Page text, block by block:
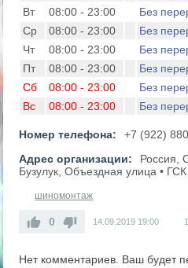
Вт
08:00 - 23:00
Без
Ср
08:00 - 23:00
Без
Чт
08:00 - 23:00
Без
Пт
08:00 - 23:00
Без
Сб
08:00 - 23:00
Без
Вс
08:00 - 23:00 Без
Номер телефона:
+7 (922)
Адрес организации:
Россия,
Бузулук, Объездная улица •
шиномонтаж
0 14.09.2019 19:00
Нет комментариев. Ваш будет